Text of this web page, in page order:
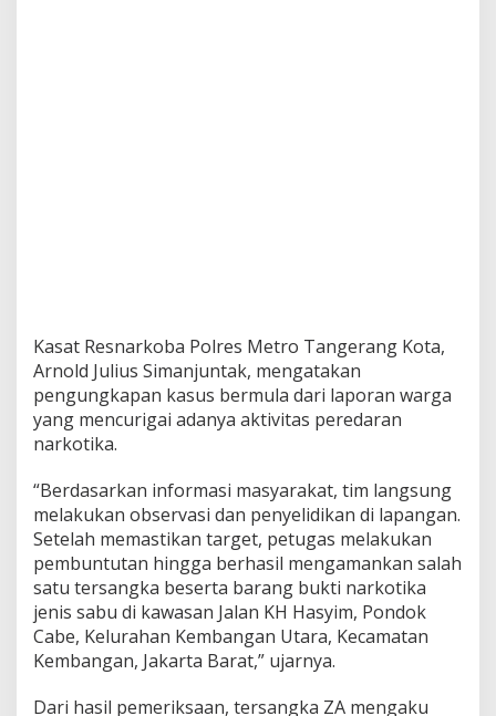
Kasat Resnarkoba Polres Metro Tangerang Kota,
Arnold Julius Simanjuntak, mengatakan
pengungkapan kasus bermula dari laporan warga
yang mencurigai adanya aktivitas peredaran
narkotika.
“Berdasarkan informasi masyarakat, tim langsung
melakukan observasi dan penyelidikan di lapangan.
Setelah memastikan target, petugas melakukan
pembuntutan hingga berhasil mengamankan salah
satu tersangka beserta barang bukti narkotika
jenis sabu di kawasan Jalan KH Hasyim, Pondok
Cabe, Kelurahan Kembangan Utara, Kecamatan
Kembangan, Jakarta Barat,” ujarnya.
Dari hasil pemeriksaan, tersangka ZA mengaku